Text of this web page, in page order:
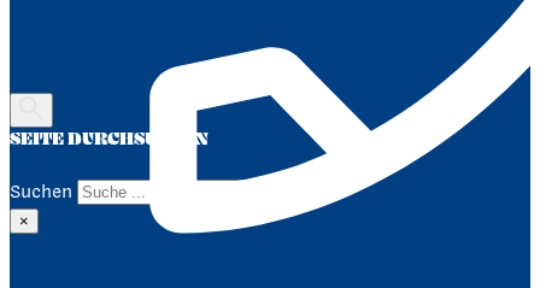
SEITE DURCHSUCHEN
Suchen
×